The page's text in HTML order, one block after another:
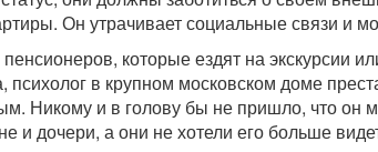
Он утрачивает социальные связи и
которые ездят на экскурсии
в крупном московском доме
Никому и в голову бы не пришло, что он
и дочери, а они не хотели его больше